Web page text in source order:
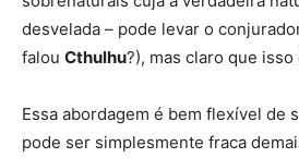
desvelada – pode levar o
falou Cthulhu?), mas claro que isso
Essa abordagem é bem flexível de
pode ser simplesmente fraca